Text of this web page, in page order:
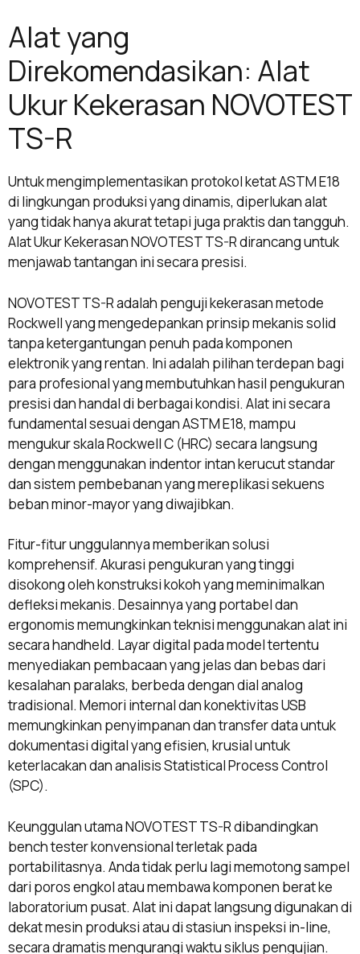
Alat yang
Direkomendasikan: Alat
Ukur Kekerasan NOVOTEST
TS-R
Untuk mengimplementasikan protokol ketat ASTM E18
di lingkungan produksi yang dinamis, diperlukan alat
yang tidak hanya akurat tetapi juga praktis dan tangguh.
Alat Ukur Kekerasan NOVOTEST TS-R dirancang untuk
menjawab tantangan ini secara presisi.
NOVOTEST TS-R adalah penguji kekerasan metode
Rockwell yang mengedepankan prinsip mekanis solid
tanpa ketergantungan penuh pada komponen
elektronik yang rentan. Ini adalah pilihan terdepan bagi
para profesional yang membutuhkan hasil pengukuran
presisi dan handal di berbagai kondisi. Alat ini secara
fundamental sesuai dengan ASTM E18, mampu
mengukur skala Rockwell C (HRC) secara langsung
dengan menggunakan indentor intan kerucut standar
dan sistem pembebanan yang mereplikasi sekuens
beban minor-mayor yang diwajibkan.
Fitur-fitur unggulannya memberikan solusi
komprehensif. Akurasi pengukuran yang tinggi
disokong oleh konstruksi kokoh yang meminimalkan
defleksi mekanis. Desainnya yang portabel dan
ergonomis memungkinkan teknisi menggunakan alat ini
secara handheld. Layar digital pada model tertentu
menyediakan pembacaan yang jelas dan bebas dari
kesalahan paralaks, berbeda dengan dial analog
tradisional. Memori internal dan konektivitas USB
memungkinkan penyimpanan dan transfer data untuk
dokumentasi digital yang efisien, krusial untuk
keterlacakan dan analisis Statistical Process Control
(SPC).
Keunggulan utama NOVOTEST TS-R dibandingkan
bench tester konvensional terletak pada
portabilitasnya. Anda tidak perlu lagi memotong sampel
dari poros engkol atau membawa komponen berat ke
laboratorium pusat. Alat ini dapat langsung digunakan di
dekat mesin produksi atau di stasiun inspeksi in-line,
secara dramatis mengurangi waktu siklus pengujian.